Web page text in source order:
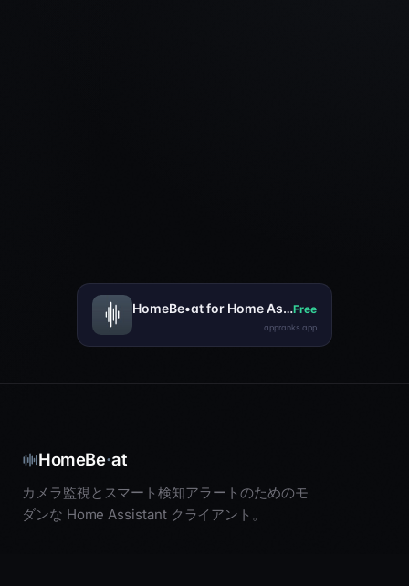
HomeBe·at
カメラ監視とスマート検知アラートのためのモ
ダンな Home Assistant クライアント。